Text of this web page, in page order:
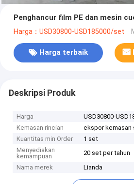
Penghancur film PE dan mesin
Harga：USD30800-USD185000/set
Harga terbaik
Deskripsi Produk
Harga
USD30800-
Kemasan rincian
ekspor kemasan
Kuantitas min Order
1 set
Menyediakan
kemampuan
20 set per tahun
Nama merek
Lianda